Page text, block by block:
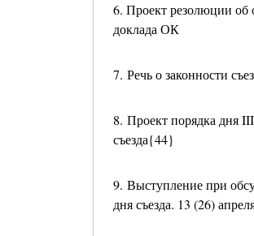
6. Проект резолюции об
доклада ОК
7. Речь о законности
8. Проект порядка дня
съезда{44}
9. Выступление при
дня съезда. 13 (26)